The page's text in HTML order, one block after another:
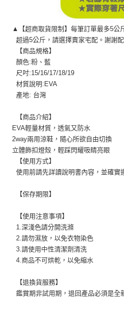
▲【超商取貨限制】每筆訂單最多5公
超過5公斤，請選擇賣家宅配。謝謝配
【商品規格】
顏色:粉、藍
尺吋:15/16/17/18/19
材質說明:EVA
產地: 台灣
【商品介紹】
EVA輕量材質，透氣又防水
2way兩用涼鞋，隨心所欲自由切換
立體飾扣燈殼，輕踩閃耀吸睛亮眼
【使用方式】
使用前請先詳讀說明書內容，並確實
【保存期限】
【使用注意事項】
1.深淺色請分開洗滌
2.請勿濕放，以免衣物染色
3.請使用中性清潔劑清洗
4.商品不可烘乾，以免縮水
【退換貨服務】
鑑賞期非試用期，退回產品必須是全